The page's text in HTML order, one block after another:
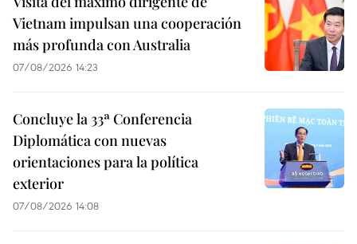
Vietnam impulsan una cooperación
más profunda con Australia
07/08/2026 14:23
Concluye la 33ª Conferencia
Diplomática con nuevas
orientaciones para la política
exterior
07/08/2026 14:08